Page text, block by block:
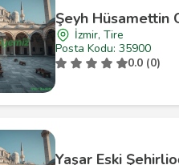
Şeyh Hüsamettin
İzmir, Tire
Posta Kodu: 35900
0.0 (0)
Yaşar Eski